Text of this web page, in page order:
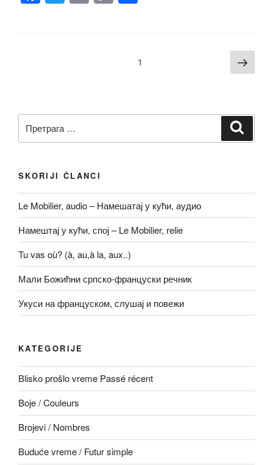
a
o
k
wi m o
k
e
1
за:
SKORIJI ČLANCI
Le Mobilier, audio – Намешатај у кући, аудио
Намештај у кући, спој – Le Mobilier, relie
Tu vas où? (à, au,à la, aux..)
Мали Божићни српско-француски речник
Укуси на француском, слушај и повежи
KATEGORIJE
Blisko prošlo vreme Passé récent
Boje / Couleurs
Brojevi / Nombres
Buduće vreme / Futur simple